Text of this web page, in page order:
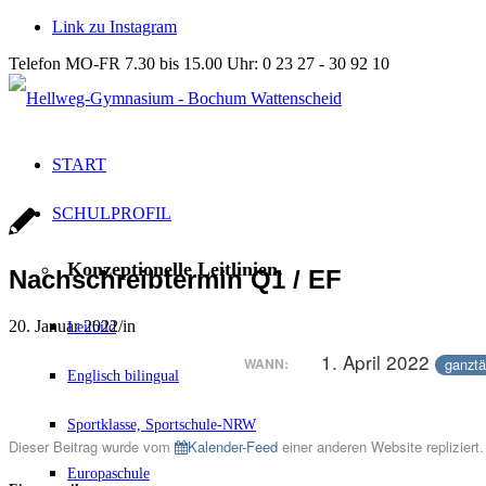
Link zu Instagram
Telefon MO-FR 7.30 bis 15.00 Uhr: 0 23 27 - 30 92 10
START
SCHULPROFIL
Konzeptionelle Leitlinien.
Leitbild
Englisch bilingual
Sportklasse, Sportschule-NRW
Europaschule
Nachschreibtermin Q1 / EF
20. Januar 2022/in
WANN: 1. April 2022
Dieser Beitrag wurde vom Kalender-Feed einer anderen Website repliziert.